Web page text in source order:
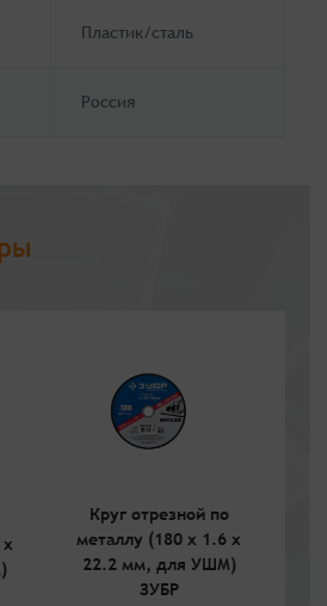
Пластик/сталь
Россия
x
Круг отрезной по
металлу (180 x 1.6 x
22.2 мм, для УШМ)
ЗУБР